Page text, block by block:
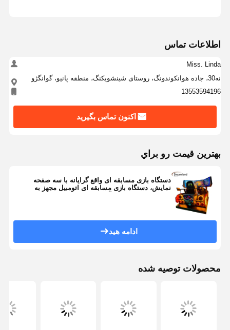
اطلاعات تماس
Miss. Linda
نه30، جاده هوانکوندونگ، روستای شینشویکنگ، منطقه پانیو، گوانگژو
13553594196
اکنون تماس بگیرید
بهترين قيمت رو براي
دستگاه بازی مسابقه ای واقع گرایانه با سه صفحه
نمایش، دستگاه بازی مسابقه ای اتومبیل مجهز به
ادامه هید
محصولات توصیه شده